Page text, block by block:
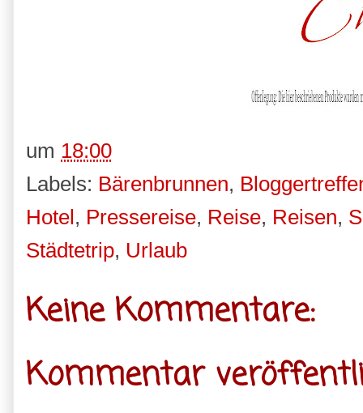
um 18:00
Labels: Bärenbrunnen,
Hotel, Pressereise, Reise, Reisen,
Städtetrip, Urlaub
Keine Kommentare:
Kommentar